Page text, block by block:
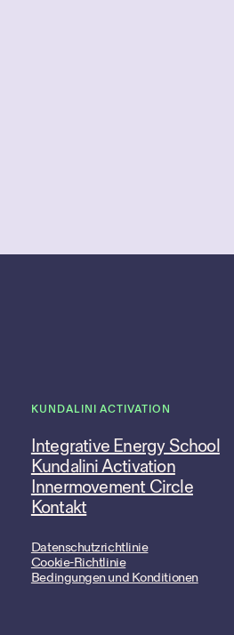
KUNDALINI ACTIVATION
Integrative Energy School
Kundalini Activation
Innermovement Circle
Kontakt
Datenschutzrichtlinie
Cookie-Richtlinie
Bedingungen und Konditionen